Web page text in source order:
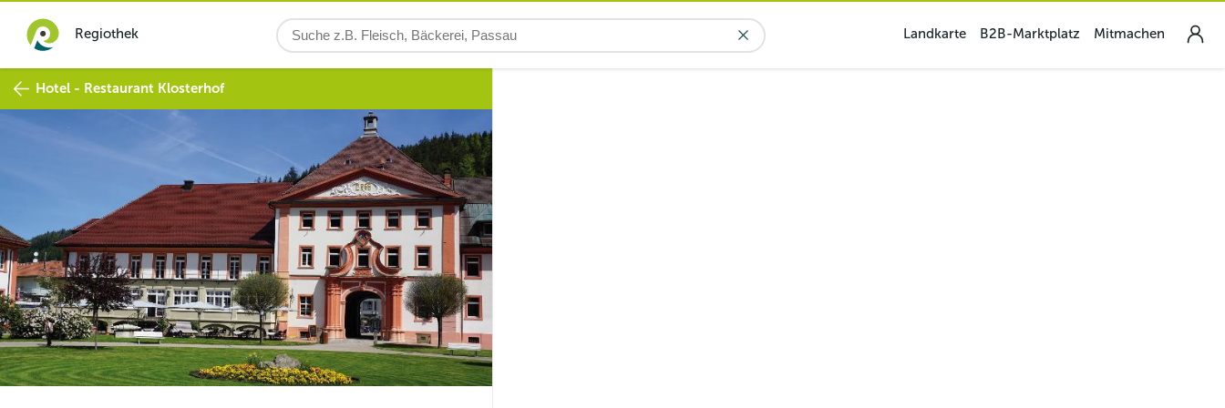
Regiothek Landkarte B2B-Marktplatz Mitmachen
Hotel - Restaurant Klosterhof